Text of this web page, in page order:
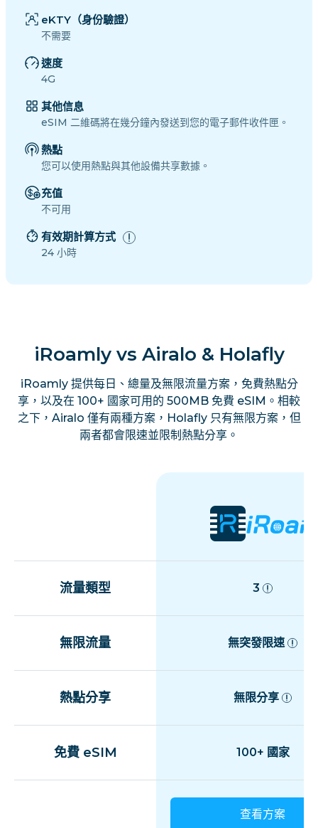
eKTY（身份驗證）
不需要
速度
4G
其他信息
eSIM 二維碼將在幾分鐘內發送到您的電子郵件收件匣。
熱點
您可以使用熱點與其他設備共享數據。
充值
不可用
有效期計算方式
24 小時
iRoamly vs Airalo & Holafly
iRoamly 提供每日、總量及無限流量方案，免費熱點分
享，以及在 100+ 國家可用的 500MB 免費 eSIM。相較
之下，Airalo 僅有兩種方案，Holafly 只有無限方案，但
兩者都會限速並限制熱點分享。
流量類型 3
無限流量 無突發限速
熱點分享 無限分享
免費 eSIM 100+ 國家
查看方案